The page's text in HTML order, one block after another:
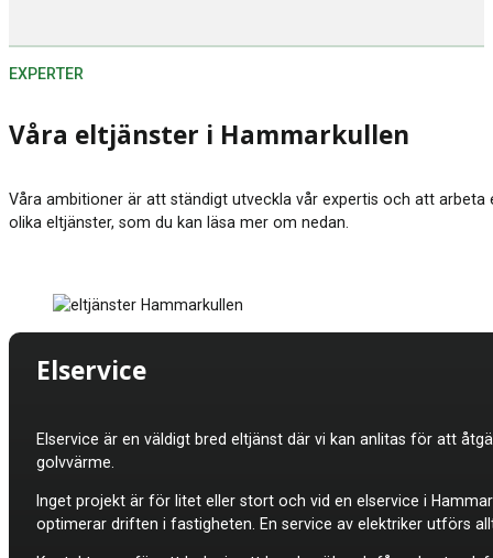
Våra eltjänster i Hammarkullen
Våra ambitioner är att ständigt utveckla vår expertis och att
olika eltjänster, som du kan läsa mer om nedan.
EXPERTER
Elservice
Elservice är en väldigt bred eltjänst där vi kan anlitas för att
golvvärme.
Inget projekt är för litet eller stort och vid en elservice i
optimerar driften i fastigheten. En service av elektriker utförs